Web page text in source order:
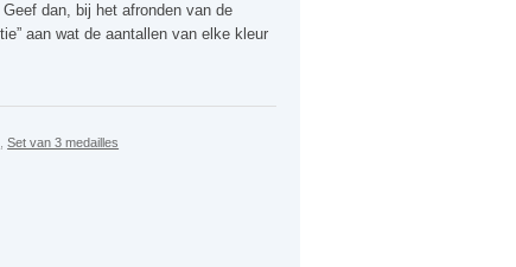
dan, bij het afronden van de
aan wat de aantallen van elke kleur
,Set van 3 medailles